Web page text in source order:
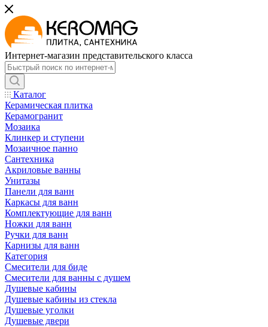
Интернет-магазин представительского класса
Каталог
Керамическая плитка
Керамогранит
Мозаика
Клинкер и ступени
Мозаичное панно
Сантехника
Акриловые ванны
Унитазы
Панели для ванн
Каркасы для ванн
Комплектующие для ванн
Ножки для ванн
Ручки для ванн
Карнизы для ванн
Категория
Смесители для биде
Смесители для ванны с душем
Душевые кабины
Душевые кабины из стекла
Душевые уголки
Душевые двери